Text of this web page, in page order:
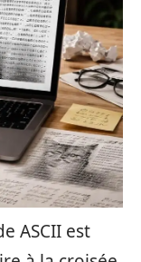
ASCII est